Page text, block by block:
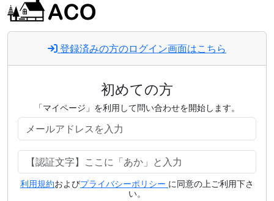
登録済みの方のログイン画面はこちら
初めての方
「マイページ」を利用して問い合わせを開始します。
利用規約およびプライバシーポリシー に同意の上ご利用下さ
い。